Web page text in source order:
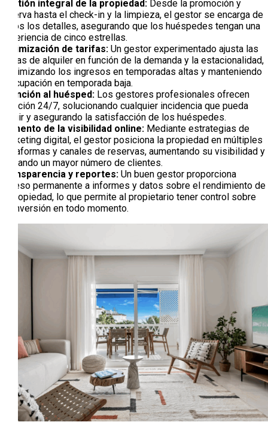
Gestión integral de la propiedad: Desde la promoción y
reserva hasta el check-in y la limpieza, el gestor se encarga de
todos los detalles, asegurando que los huéspedes tengan una
experiencia de cinco estrellas.
Optimización de tarifas: Un gestor experimentado ajusta las
tarifas de alquiler en función de la demanda y la estacionalidad,
maximizando los ingresos en temporadas altas y manteniendo
la ocupación en temporada baja.
Atención al huésped: Los gestores profesionales ofrecen
atención 24/7, solucionando cualquier incidencia que pueda
surgir y asegurando la satisfacción de los huéspedes.
Aumento de la visibilidad online: Mediante estrategias de
marketing digital, el gestor posiciona la propiedad en múltiples
plataformas y canales de reservas, aumentando su visibilidad y
captando un mayor número de clientes.
Transparencia y reportes: Un buen gestor proporciona
acceso permanente a informes y datos sobre el rendimiento de
la propiedad, lo que permite al propietario tener control sobre
su inversión en todo momento.